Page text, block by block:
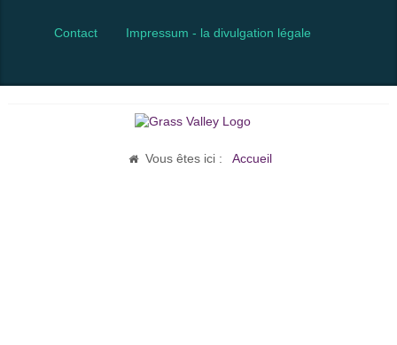
Contact Impressum - la divulgation légale
Vous êtes ici :Accueil